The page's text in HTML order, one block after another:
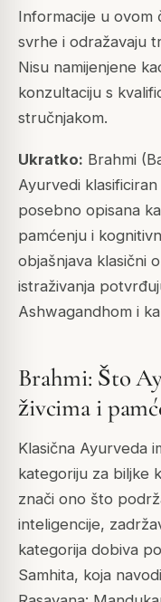
Informacije u ovom
svrhe i odražavaju
Nisu namijenjene
konzultaciju s
stručnjakom.
Ukratko: Brahmi
Ayurvedi
posebno opisana
pamćenju i
objašnjava klasični
istraživanja
Ashwagandhom i
Brahmi: Što
živcima i
Klasična Ayurveda
kategoriju za biljke
znači ono što
inteligencije,
kategorija dobiva
Samhita, koja